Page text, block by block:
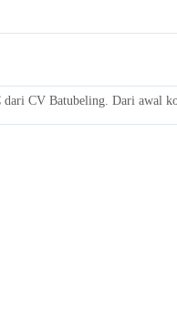
dari CV Batubeling. Dari awal